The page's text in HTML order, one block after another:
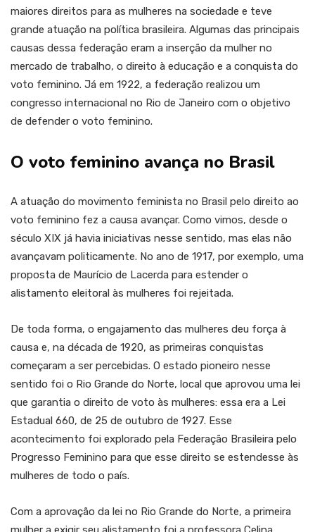
maiores direitos para as mulheres na sociedade e teve
grande atuação na política brasileira. Algumas das principais
causas dessa federação eram a inserção da mulher no
mercado de trabalho, o direito à educação e a conquista do
voto feminino. Já em 1922, a federação realizou um
congresso internacional no Rio de Janeiro com o objetivo
de defender o voto feminino.
O voto feminino avança no Brasil
A atuação do movimento feminista no Brasil pelo direito ao
voto feminino fez a causa avançar. Como vimos, desde o
século XIX já havia iniciativas nesse sentido, mas elas não
avançavam politicamente. No ano de 1917, por exemplo, uma
proposta de Maurício de Lacerda para estender o
alistamento eleitoral às mulheres foi rejeitada.
De toda forma, o engajamento das mulheres deu força à
causa e, na década de 1920, as primeiras conquistas
começaram a ser percebidas. O estado pioneiro nesse
sentido foi o Rio Grande do Norte, local que aprovou uma lei
que garantia o direito de voto às mulheres: essa era a Lei
Estadual 660, de 25 de outubro de 1927. Esse
acontecimento foi explorado pela Federação Brasileira pelo
Progresso Feminino para que esse direito se estendesse às
mulheres de todo o país.
Com a aprovação da lei no Rio Grande do Norte, a primeira